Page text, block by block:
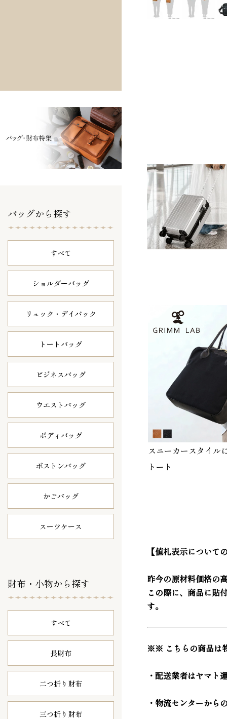
バッグから探す
すべて
ショルダーバッグ
リュック・ デイパック
トートバッグ
ビジネスバッグ
ウエストバッグ
ボディバッグ
ボストンバッグ
かごバッグ
スーツケース
財布・小物から探す
すべて
長財布
二つ折り財布
三つ折り財布
スニーカースタイル
トート
【値札表示について
昨今の原材料価格の
この際に、商品に貼
す。
※※ こちらの商品は
・配送業者はヤマト
・物流センターから